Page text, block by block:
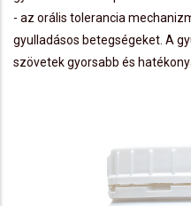
- az orális tolerancia
gyulladásos betegségeket. A
szövetek gyorsabb és